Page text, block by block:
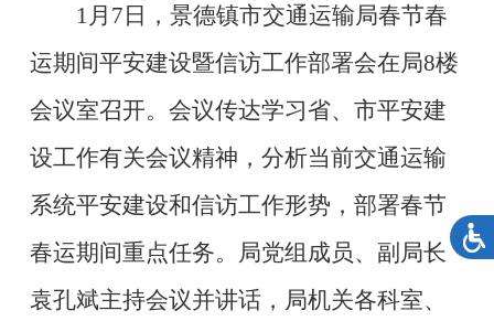
1月7日，景德镇市交通运输局春节春
运期间平安建设暨信访工作部署会在局8楼
会议室召开。会议传达学习省、市平安建
设工作有关会议精神，分析当前交通运输
系统平安建设和信访工作形势，部署春节
春运期间重点任务。局党组成员、副局长
袁孔斌主持会议并讲话，局机关各科室、